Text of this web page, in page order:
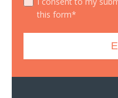
this form*